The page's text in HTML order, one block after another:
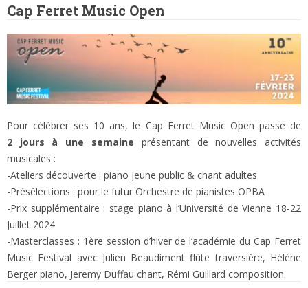
Cap Ferret Music Open
Pour célébrer ses 10 ans, le Cap Ferret Music Open passe de
2 jours à une semaine présentant de nouvelles activités
musicales :
-Ateliers découverte : piano jeune public & chant adultes
-Présélections : pour le futur Orchestre de pianistes OPBA
-Prix supplémentaire : stage piano à l’Université de Vienne 18-22
Juillet 2024
-Masterclasses : 1ère session d’hiver de l’académie du Cap Ferret
Music Festival avec Julien Beaudiment flûte traversière, Hélène
Berger piano, Jeremy Duffau chant, Rémi Guillard composition.